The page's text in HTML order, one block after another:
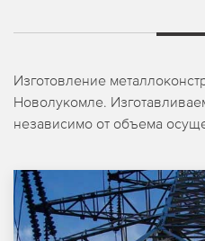
Изготовление
Новолукомле.
независимо от объема